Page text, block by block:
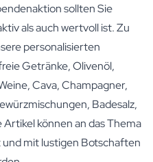
sollten Sie
als auch wertvoll ist. Zu
personalisierten
Getränke,Olivenöl,
Cava,Champagner,
, Badesalz,
Artikel können an das Thema
mit lustigen Botschaften